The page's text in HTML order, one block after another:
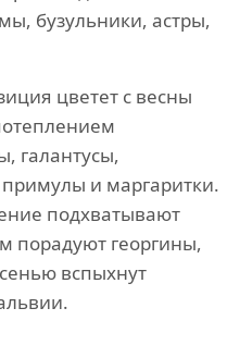
бузульники, астры,
цветет с весны
галантусы,
и маргаритки.
подхватывают
порадуют георгины,
вспыхнут